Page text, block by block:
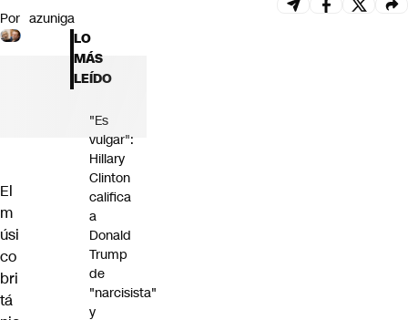
Por azuniga
El
m
úsi
co
bri
tá
LO
MÁS
LEÍDO
"Es
vulgar":
Hillary
Clinton
califica
a
Donald
Trump
de
"narcisista"
y